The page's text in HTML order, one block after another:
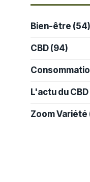
Bien-être (54)
CBD (94)
L'actu du CBD
Zoom Variété